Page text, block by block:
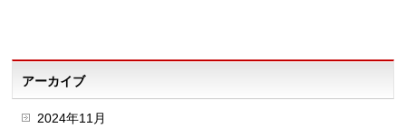
アーカイブ
2024年11月